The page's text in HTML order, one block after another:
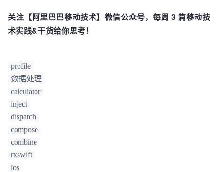
关注【阿里巴巴移动技术】微信公众号，每周 3 篇移动技
术实践&干货给你思考！
profile
数据处理
calculator
inject
dispatch
compose
combine
rxswift
ios